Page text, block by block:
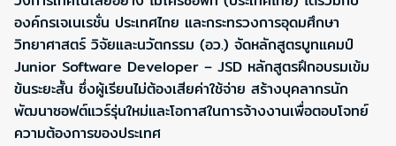
องค์กรเจเนเรชั่น ประเทศไทย และกระทรวงการอุดมศึกษา
วิทยาศาสตร์ วิจัยและนวัตกรรม (อว.) จัดหลักสูตรบูทแคมป์
Junior Software Developer – JSD หลักสูตรฝึกอบรมเข้ม
ข้นระยะสั้น ซึ่งผู้เรียนไม่ต้องเสียค่าใช้จ่าย สร้างบุคลากรนัก
พัฒนาซอฟต์แวร์รุ่นใหม่และโอกาสในการจ้างงานเพื่อตอบโจทย์
ความต้องการของประเทศ